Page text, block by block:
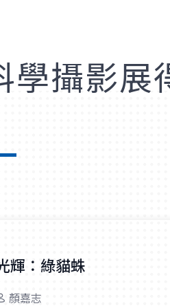
學攝影展
輝：綠貓蛛
顏嘉志